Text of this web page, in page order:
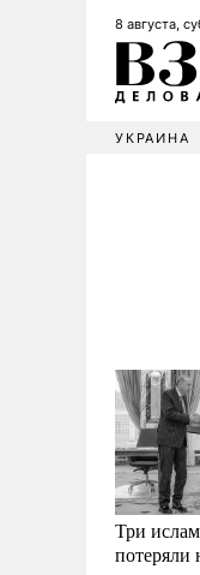
8 августа,
УКРАИНА
Три